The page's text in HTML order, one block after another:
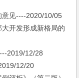
见----2020/10/05
开发形成新格局的
2019/12/28
12/20